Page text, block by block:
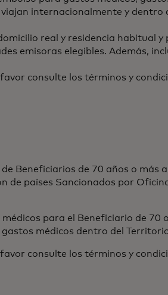
internacionalmente y dentro
real y residencia habitual
emisoras elegibles. Además,
consulte los términos y
Beneficiarios de 70 años o más
países Sancionados por
para el Beneficiario de
médicos dentro del
consulte los términos y